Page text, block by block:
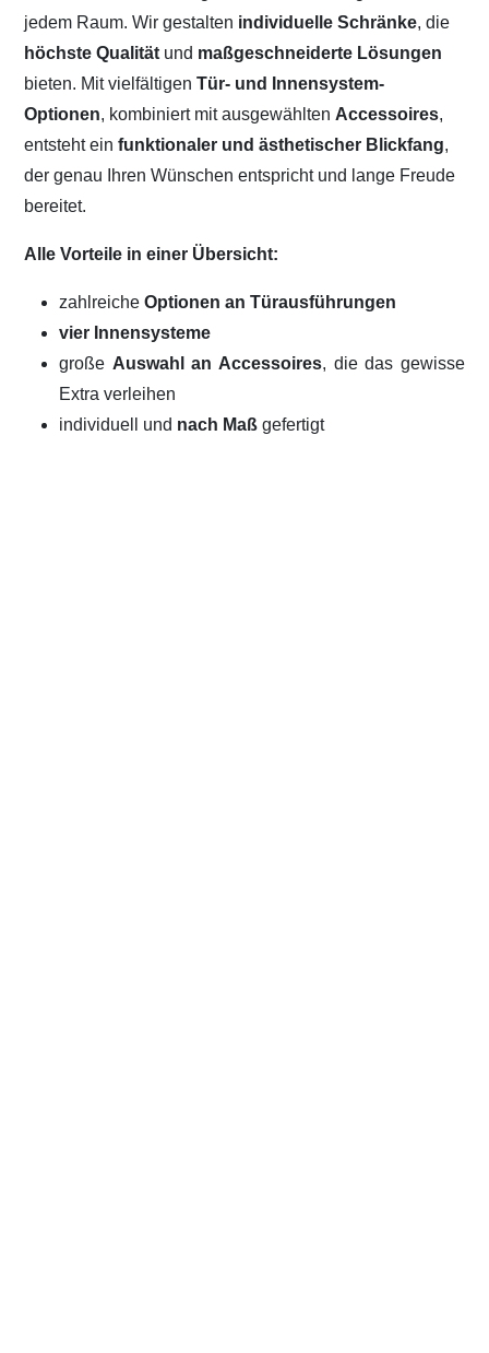
jedem Raum. Wir gestalten individuelle Schränke, die
höchste Qualität und maßgeschneiderte Lösungen
bieten. Mit vielfältigenTür- und Innensystem-
Optionen, kombiniert mit ausgewählten Accessoires,
entsteht einfunktionaler und ästhetischer Blickfang,
der genau Ihren Wünschen entspricht und lange Freude
bereitet.
Alle Vorteile in einer Übersicht:
zahlreicheOptionen an Türausführungen
vier Innensysteme
große Auswahl an Accessoires, die das gewisse
Extra verleihen
individuell und nach Maßgefertigt